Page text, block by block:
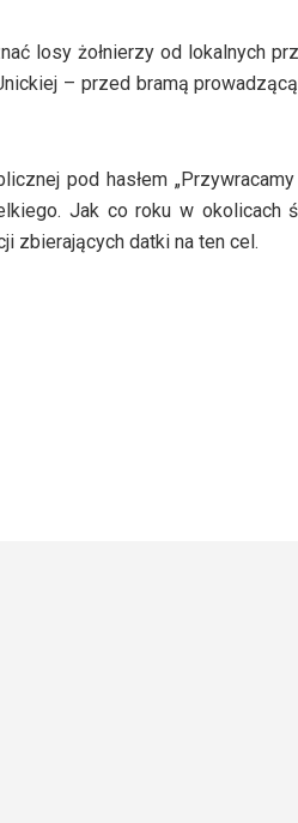
losy żołnierzy od lokalnych
– przed bramą
pod hasłem
Jak co roku w okolicach
zbierających datki na ten cel.